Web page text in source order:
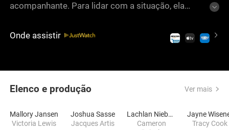
acompanhante. Para lidar com a situação, ela
correspondência da infância na França. Essa
comédia romântica fofa, marcada por sua narrativa
Onde assistir
Elenco e produção Ver mais
Mallory Jansen
Victoria Lewis
Joshua Sasse
Jacques Artis
Lachlan Nieboer
Cameron
Jayne
Tracy Cook